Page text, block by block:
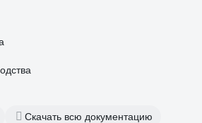
Скачать всю документацию